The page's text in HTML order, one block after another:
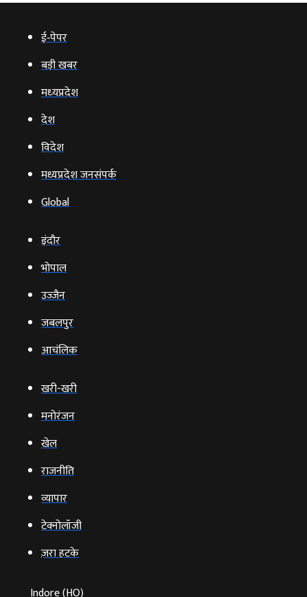
ई‑पेपर
बड़ी खबर
मध्‍यप्रदेश
देश
विदेश
मध्यप्रदेश जनसंपर्क
Global
इंदौर
भोपाल
उज्‍जैन
जबलपुर
आचंलिक
खरी-खरी
मनोरंजन
खेल
राजनीति
व्‍यापार
टेक्‍नोलॉजी
ज़रा हटके
Indore (HO)